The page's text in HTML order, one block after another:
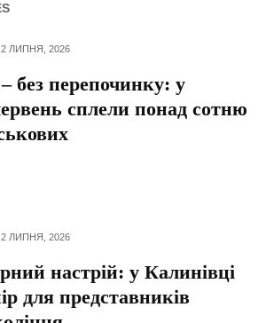
2 ЛИПНЯ, 2026
без перепочинку: у
сплели понад сотню
2 ЛИПНЯ, 2026
настрій: у Калинівці
для представників